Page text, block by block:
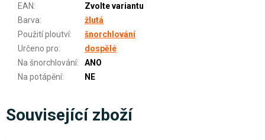
EAN:
Zvolte variantu
Barva:
žlutá
Použití ploutví:
šnorchlování
Určeno pro:
dospělé
Na šnorchlování:
ANO
Na potápění: NE
Související zboží